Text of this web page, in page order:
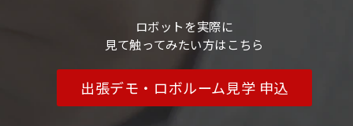
ロボットを実際に
見て触ってみたい方はこちら
出張デモ・ロボルーム見学 申込